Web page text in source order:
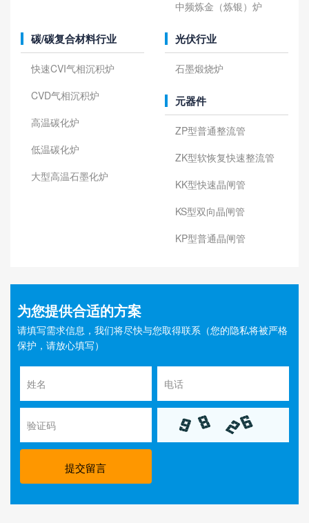
中频炼金（炼银）炉
碳/碳复合材料行业
快速CVI气相沉积炉
CVD气相沉积炉
高温碳化炉
低温碳化炉
大型高温石墨化炉
光伏行业
石墨煅烧炉
元器件
ZP型普通整流管
ZK型软恢复快速整流管
KK型快速晶闸管
KS型双向晶闸管
KP型普通晶闸管
为您提供合适的方案
请填写需求信息，我们将尽快与您取得联系（您的隐私将被严格
保护，请放心填写）
提交留言